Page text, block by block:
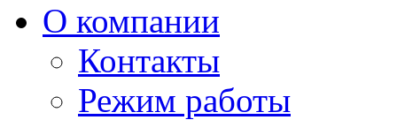
О компании
Контакты
Режим работы